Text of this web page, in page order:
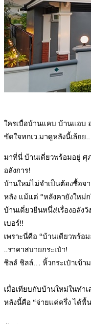
ใครเบื่อบ้านแคบ บ้านแอบ
ขัดใจทกเว.มาดูหลังนี้เล้ยย..
มาที่นี่ บ้านเดี่ยวพร้อมอยู่
อลังการ!
บ้านใหม่ไม่จำเป็นต้องซื้อจ
หลัง แม้แต่ “หลังคายังใหม่ก
บ้านเดี่ยวยืนหนึ่ง!เรื่องอลัง
เบอร์!!
เพราะนี่คือ “บ้านเดียวพร้อ
..ราคาสบายกระเป๋า!
ชิลล์ ชิลล์… หิ้วกระเป๋าเข้า
เมื่อเทียบกับบ้านใหม่ในทำ
หลังนี้คือ “จ่ายแค่ครึ่ง ได้พื้